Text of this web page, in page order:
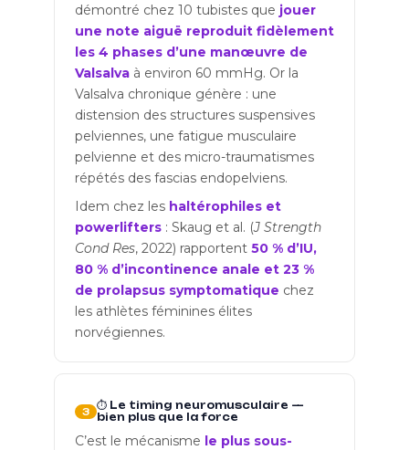
démontré chez 10 tubistes que jouer
une note aiguë reproduit fidèlement
les 4 phases d’une manœuvre de
Valsalva à environ 60 mmHg. Or la
Valsalva chronique génère : une
distension des structures suspensives
pelviennes, une fatigue musculaire
pelvienne et des micro-traumatismes
répétés des fascias endopelviens.
Idem chez les haltérophiles et
powerlifters : Skaug et al. (J Strength
Cond Res, 2022) rapportent 50 % d’IU,
80 % d’incontinence anale et 23 %
de prolapsus symptomatique chez
les athlètes féminines élites
norvégiennes.
3
⏱️ Le timing neuromusculaire —
bien plus que la force
C’est le mécanisme le plus sous-